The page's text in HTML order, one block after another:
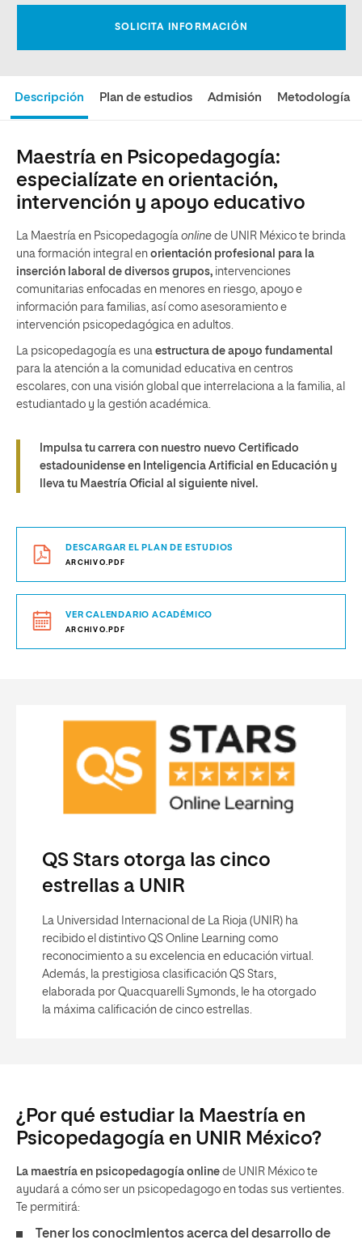
Descripción Plan de estudios Admisión Metodología
Maestría en Psicopedagogía:
especialízate en orientación,
intervención y apoyo educativo
La Maestría en Psicopedagogía online de UNIR México te brinda
una formación integral en orientación profesional para la
inserción laboral de diversos grupos, intervenciones
comunitarias enfocadas en menores en riesgo, apoyo e
información para familias, así como asesoramiento e
intervención psicopedagógica en adultos.
La psicopedagogía es una estructura de apoyo fundamental
para la atención a la comunidad educativa en centros
escolares, con una visión global que interrelaciona a la familia, al
estudiantado y la gestión académica.
Impulsa tu carrera con nuestro nuevo Certificado
estadounidense en Inteligencia Artificial en Educación y
lleva tu Maestría Oficial al siguiente nivel.
DESCARGAR EL PLAN DE ESTUDIOS
ARCHIVO.PDF
VER CALENDARIO ACADÉMICO
ARCHIVO.PDF
QS Stars otorga las cinco
estrellas a UNIR
La Universidad Internacional de La Rioja (UNIR) ha
recibido el distintivo QS Online Learning como
reconocimiento a su excelencia en educación virtual.
Además, la prestigiosa clasificación QS Stars,
elaborada por Quacquarelli Symonds, le ha otorgado
la máxima calificación de cinco estrellas.
¿Por qué estudiar la Maestría en
Psicopedagogía en UNIR México?
La maestría en psicopedagogía online de UNIR México te
ayudará a cómo ser un psicopedagogo en todas sus vertientes.
Te permitirá:
Tener los conocimientos acerca del desarrollo de